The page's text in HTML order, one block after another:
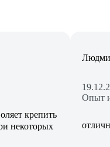
крепить
некоторых
Опыт